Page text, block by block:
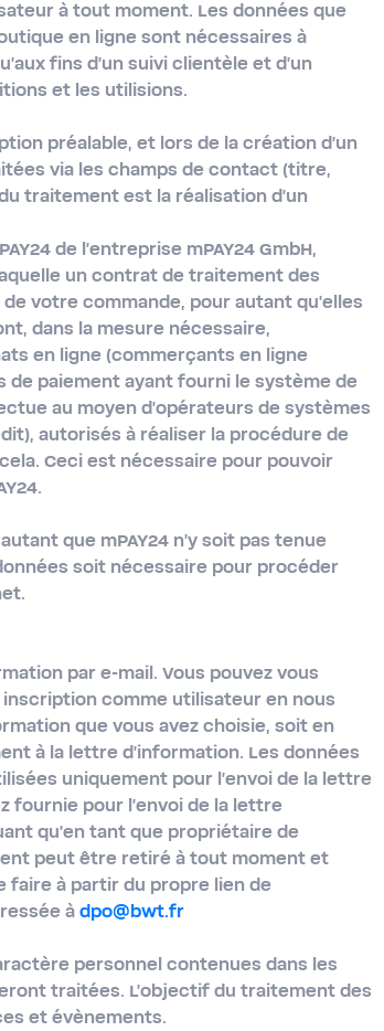
à tout moment. Les données que
en ligne sont nécessaires à
fins d'un suivi clientèle et d'un
et les utilisions.
préalable, et lors de la création d'un
via les champs de contact (titre,
traitement est la réalisation d'un
de l'entreprise mPAY24 GmbH,
un contrat de traitement des
votre commande, pour autant qu'elles
dans la mesure nécessaire,
en ligne (commerçants en ligne
paiement ayant fourni le système de
au moyen d'opérateurs de systèmes
autorisés à réaliser la procédure de
Ceci est nécessaire pour pouvoir
que mPAY24 n'y soit pas tenue
soit nécessaire pour procéder
par e-mail. Vous pouvez vous
comme utilisateur en nous
que vous avez choisie, soit en
à la lettre d'information. Les données
uniquement pour l'envoi de la lettre
fournie pour l'envoi de la lettre
qu'en tant que propriétaire de
peut être retiré à tout moment et
à partir du propre lien de
àdpo@bwt.fr
personnel contenues dans les
traitées. L'objectif du traitement des
et évènements.